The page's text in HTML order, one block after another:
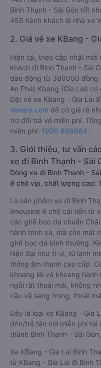
Bình Thạnh - Sài Gòn tốt
455 hành khách là nhà xe
2. Giá vé xe KBang -
Hiện tại, theo cập nhật mới
khách đi Bình Thạnh - Sài
dao động từ 380000 đồng
An Phát Kbang (Gia Lai)
Đặt vé xe KBang - Gia Lai
Vexere.com để có giá rẻ
trợ đổi trả vé miễn phí.
miễn phí: 1900 888684.
3. Giới thiệu, tư vấn
xe đi Bình Thạnh - Sài
Dòng xe đi Bình Thạnh -
9 chỗ vip, chất lượng cao:
Là sản phẩm xe đi Bình
limousine 9 chỗ cải tiến từ
các ghế bọc da chuẩn
hành trình xa, mà còn mát
ghế bọc da bình thường.
hiện đại như ti-vi, tủ lạnh
thống âm thanh cao cấp.
khoang lái và khoang
ngồi rất thoải mái, không
cầu về sang trọng, thoải
Đây là loại xe KBang - Gia
đón/trả tận nơi miễn phí tại
thành Bình Thạnh - Sài
Xe KBang - Gia Lai Bình
từ KBang - Gia Lai đi Bình